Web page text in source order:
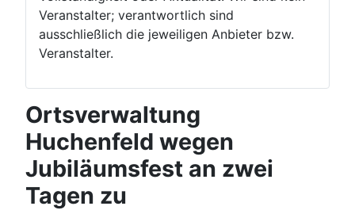
Veranstalter; verantwortlich sind
ausschließlich die jeweiligen Anbieter bzw.
Veranstalter.
Ortsverwaltung
Huchenfeld wegen
Jubiläumsfest an zwei
Tagen zu